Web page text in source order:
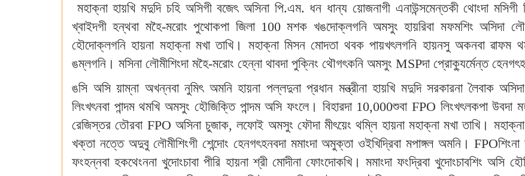
মহাক্না হায়খি মদুদি চহি অসিগী বজেৎ অসিনা পি.এম. ধন ধান্য য়োজনাগী এনাউন্সমেন্তকী থোংদা
খ্বাইদগী হন্থবা মহৈ-মরোং পুথোকপা জিলা 100 মশক খঙদোক্লগনি অমসুং হায়রিবা মফমশিং অসিদা
হৌদোক্লগনি হায়না মহাক্না মখা তাখি। মহাক্না মিসন মোদতা থবক পায়খৎলগনি হায়নসু অকনবা ৱাফম
ঙম্লগনি। মসিনা লৌমীশিংদা মহৈ-মরোং হেন্না থাবদা পুক্নিং থৌগৎকনি অমসুং MSPদা প্রোক্যুর্মেন্ত
ঙসি অসি য়াম্না অখন্নবা নুমিৎ অমনি হায়না পল্লদুনা প্রধান মন্ত্রীনা হায়খি মদুদি সরকারনা লৈবাক
লিংখৎনবা পান্দম থমখি অমসুং হৌজিক্তি পান্দম অসি ফংলে। বিহারদা 10,000শুবা FPO লিংখৎলকপা উবদা
রেজিস্তর তৌরবা FPO অসিনা চুজাক, লফোই অমসুং ফৌদা মীৎয়েং থম্লি হায়না মহাক্না মখা তাখি।
খক্তা নত্তে অদুবু লৌমীশিংগী শেন্দোং হেনগৎহনবদা মমাংদা অমুক্তা ওইখিদ্রিবা মপাঙ্গল অমনি।
ফংহন্নবা হকথেংননা খুদোংচাবা পীরি হায়না শ্রী মোদীনা ফোংদোকখি। মমাংদা ফংদ্রিবা খুদোংচাবশিং অসি